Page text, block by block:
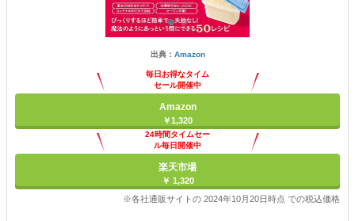
出典： Amazon
毎日お得なタイム
セール開催中
Amazon
￥1,320
24時間タイムセー
ル毎日開催中
楽天市場
￥ 1,320
※各社通販サイトの 2024年10月20日時点 での税込価格